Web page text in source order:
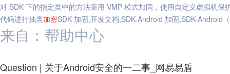
对 SDK 下的指定类中的方法采用 VMP 模式加固，使用自定义虚拟机
代码进行抽离加密SDK 加固,开发文档,SDK-Android 加固,SDK-Android（
来自：帮助中心
Question | 关于Android安全的一二事_网易易盾